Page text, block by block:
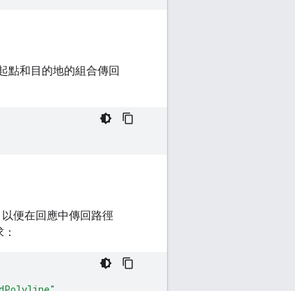
點和目的地的組合傳回
便在回應中傳回路徑